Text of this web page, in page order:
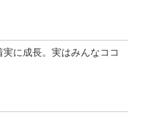
に成長。実はみんなココ